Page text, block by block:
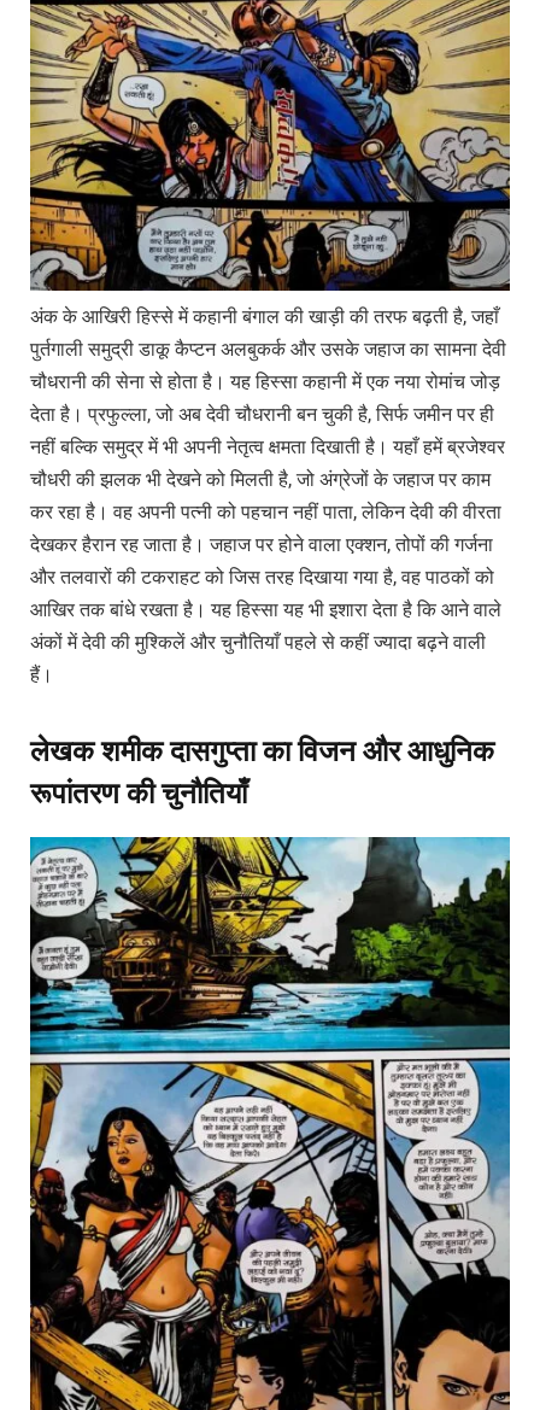
अंक के आखिरी हिस्से में कहानी बंगाल की खाड़ी की तरफ बढ़ती है, जहाँ
पुर्तगाली समुद्री डाकू कैप्टन अलबुकर्क और उसके जहाज का सामना देवी
चौधरानी की सेना से होता है। यह हिस्सा कहानी में एक नया रोमांच जोड़
देता है। प्रफुल्ला, जो अब देवी चौधरानी बन चुकी है, सिर्फ जमीन पर ही
नहीं बल्कि समुद्र में भी अपनी नेतृत्व क्षमता दिखाती है। यहाँ हमें ब्रजेश्वर
चौधरी की झलक भी देखने को मिलती है, जो अंग्रेजों के जहाज पर काम
कर रहा है। वह अपनी पत्नी को पहचान नहीं पाता, लेकिन देवी की वीरता
देखकर हैरान रह जाता है। जहाज पर होने वाला एक्शन, तोपों की गर्जना
और तलवारों की टकराहट को जिस तरह दिखाया गया है, वह पाठकों को
आखिर तक बांधे रखता है। यह हिस्सा यह भी इशारा देता है कि आने वाले
अंकों में देवी की मुश्किलें और चुनौतियाँ पहले से कहीं ज्यादा बढ़ने वाली
हैं।
लेखक शमीक दासगुप्ता का विजन और आधुनिक
रूपांतरण की चुनौतियाँ